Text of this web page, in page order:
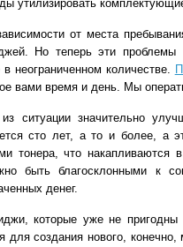
утилизировать
от места
Но теперь эти
неограниченном количестве.
вами время и день. Мы
ситуации значительно
сто лет, а то и более, а
тонера, что
быть благосклонными к
денег.
которые уже не
для создания нового,